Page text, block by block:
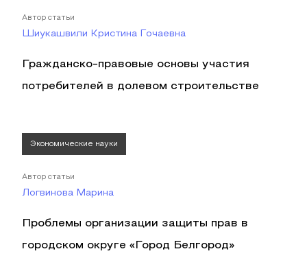
Автор статьи
Шиукашвили Кристина Гочаевна
Гражданско-правовые основы участия
потребителей в долевом строительстве
Экономические науки
Автор статьи
Логвинова Марина
Проблемы организации защиты прав в
городском округе «Город Белгород»